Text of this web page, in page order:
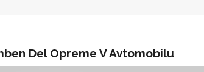
Del Opreme V Avtomobilu